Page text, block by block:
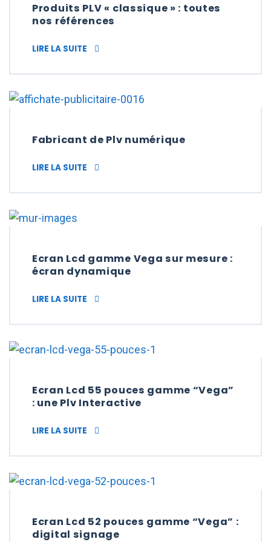
Produits PLV « classique » : toutes
nos références
LIRE LA SUITE PRODUITS PLV « CLASSIQUE » : TOUTES
Fabricant de Plv numérique
LIRE LA SUITE FABRICANT DE PLV NUMÉRIQUE
Ecran Lcd gamme Vega sur mesure :
écran dynamique
LIRE LA SUITE ECRAN LCD GAMME VEGA SUR MESURE :
Ecran Lcd 55 pouces gamme “Vega”
: une Plv Interactive
LIRE LA SUITE ECRAN LCD 55 POUCES GAMME “VEGA” :
Ecran Lcd 52 pouces gamme “Vega” :
digital signage